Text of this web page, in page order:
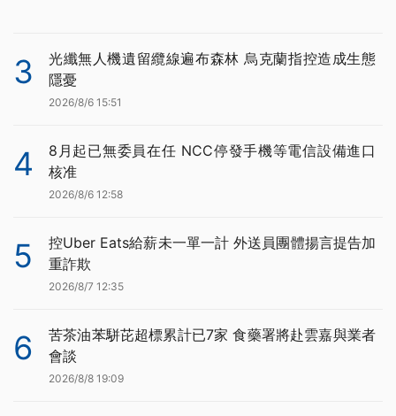
3
光纖無人機遺留纜線遍布森林 烏克蘭指控造成生態
隱憂
2026/8/6 15:51
4
8月起已無委員在任 NCC停發手機等電信設備進口
核准
2026/8/6 12:58
5
控Uber Eats給薪未一單一計 外送員團體揚言提告加
重詐欺
2026/8/7 12:35
6
苦茶油苯駢芘超標累計已7家 食藥署將赴雲嘉與業者
會談
2026/8/8 19:09